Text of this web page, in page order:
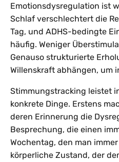
Emotionsdysregulation ist
Schlaf verschlechtert die
Tag, und ADHS-bedingte
häufig. Weniger
Genauso strukturierte
Willenskraft abhängen, um
Stimmungstracking leistet
konkrete Dinge. Erstens
deren Erinnerung die
Besprechung, die einen
Wochentag, den man
körperliche Zustand, der